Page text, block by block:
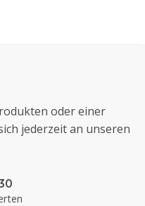
oder einer
jederzeit an unseren